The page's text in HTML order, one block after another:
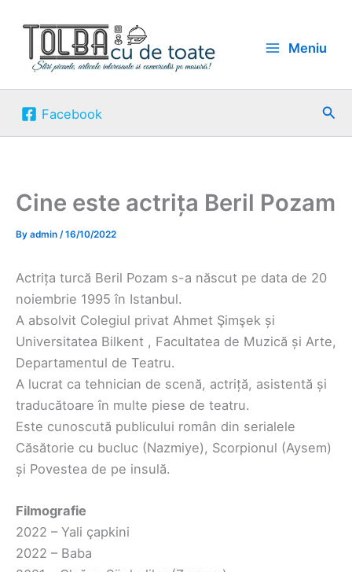
content
Meniu
Facebook
Cine este actrița Beril Pozam
By admin /16/10/2022
Actrița turcă Beril Pozam s-a născut pe data de 20
noiembrie 1995 în Istanbul.
A absolvit Colegiul privat Ahmet Şimşek și
Universitatea Bilkent , Facultatea de Muzică și Arte,
Departamentul de Teatru.
A lucrat ca tehnician de scenă, actriță, asistentă și
traducătoare în multe piese de teatru.
Este cunoscută publicului român din serialele
Căsătorie cu bucluc (Nazmiye), Scorpionul (Aysem)
și Povestea de pe insulă.
Filmografie
2022 – Yali çapkini
2022 – Baba